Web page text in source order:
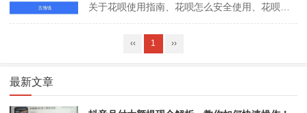
‹‹ 1 ››
最新文章